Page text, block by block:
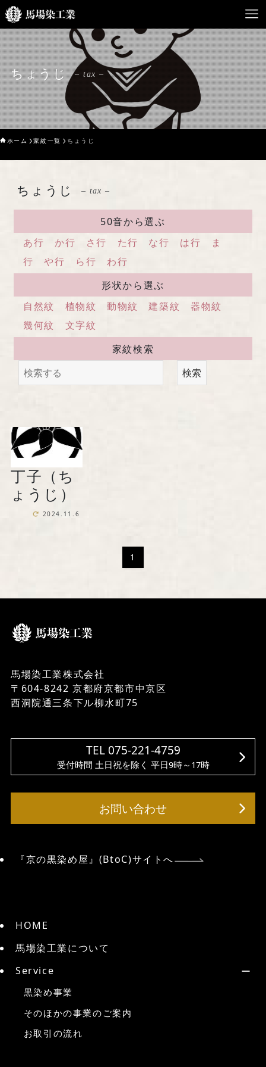
HOME
馬場染工業について
Service
企業案内
ライブラリー
お問い合わせ
馬場染工業株式会社
〒604-8242 京都府京都市中京区
西洞院通三条下ル柳水町75
TEL 075-221-4759
受付時間 土日祝を除く 平日9時～17時
『京の黒染め屋』（BtoC）サイトへ
ちょうじ – tax –
ホーム 家紋一覧 ちょうじ
ちょうじ – tax –
50音から選ぶ
あ行
か行 さ行 た行 な行 は行
ま
行
や行 ら行
わ行
形状から選ぶ
自然紋
植物紋 動物紋 建築紋
器物紋
幾何紋
文字紋
家紋検索
検索
丁子（ち
ょうじ）
2024.11.6
1
馬場染工業株式会社
〒604-8242 京都府京都市中京区
西洞院通三条下ル柳水町75
TEL 075-221-4759
受付時間 土日祝を除く 平日9時～17時
お問い合わせ
『京の黒染め屋』(BtoC)サイトへ
HOME
馬場染工業について
Service
黒染め事業
そのほかの事業のご案内
お取引の流れ